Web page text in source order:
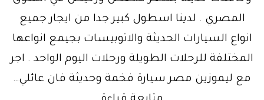
المصري . لدينا اسطول كبير جدا من ايجار جميع
انواع السيارات الحديثة والاتوبيسات بجيمع انواعها
المختلفة للرحلات الطويلة ورحلات اليوم الواحد . اجر
مع ليموزين مصر سيارة فخمة وحديثة فان عائلي…